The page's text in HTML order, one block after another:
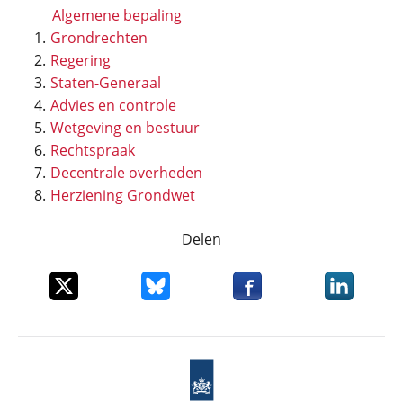
Algemene bepaling
Grondrechten
Regering
Staten-Generaal
Advies en controle
Wetgeving en bestuur
Rechtspraak
Decentrale overheden
Herziening Grondwet
Delen
Deel dit item op XDeel dit item op Bluesky
Deel dit item opDeel dit